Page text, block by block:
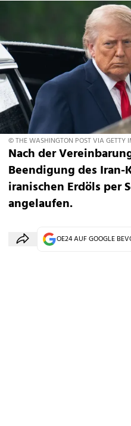
© THE WASHINGTON POST VIA GETTY
Nach der
Beendigung des
iranischen Erdöls per
angelaufen.
OE24 AUF GOOGLE